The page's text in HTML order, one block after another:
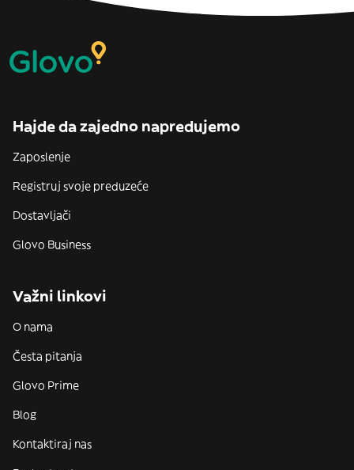
Hajde da zajedno napredujemo
Zaposlenje
Registruj svoje preduzeće
Dostavljači
Glovo Business
Važni linkovi
O nama
Česta pitanja
Glovo Prime
Blog
Kontaktiraj nas